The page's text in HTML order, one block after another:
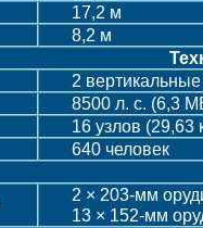
17,2 м
8,2 м
2
8500 л. с. (6,3
16 узлов (29,63
640 человек
2 × 203-мм
13 × 152-мм